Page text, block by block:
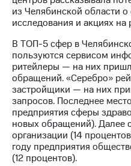
ПАО
"МТС"
Собрания
акционеров
Личный
кабинет
акционера
Акционерный
капитал
Контроль
и
аудит
Рынок
акций
из Челябинской области
исследования и акциях
В ТОП-5 сфер в
пользуются сервисом
ритейлеры — на них
обращений. «Серебро»
застройщики — на них
запросов. Последнее
предприятия сферы
новых обращений). Далее
организации (14
году предприятия
(12 процентов).